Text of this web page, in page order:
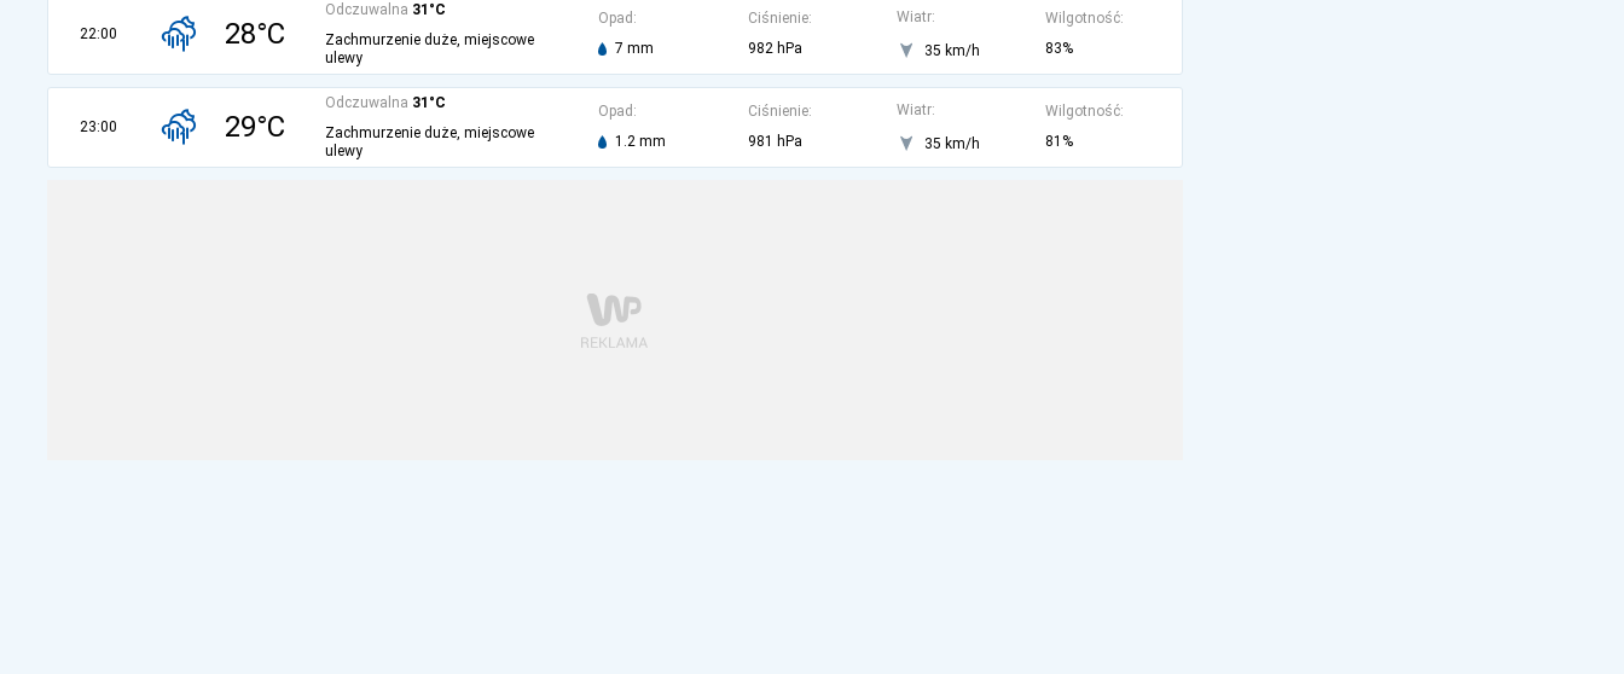
22:00 28°C
Odczuwalna 31°C
Zachmurzenie duże, miejscowe
ulewy
Opad:
7 mm
Ciśnienie:
982 hPa
Wiatr:
35 km/h
Wilgotność:
83%
23:00 29°C
Odczuwalna 31°C
Zachmurzenie duże, miejscowe
ulewy
Opad:
1.2 mm
Ciśnienie:
981 hPa
Wiatr:
35 km/h
Wilgotność:
81%